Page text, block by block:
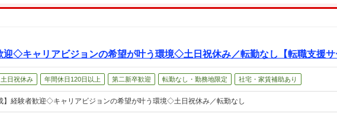
迎◇キャリアビジョンの希望が叶う環境◇土日祝休み／転勤なし【転職支援サ
土日祝休み 年間休日120日以上 第二新卒歓迎 転勤なし・勤務地限定 社宅・家賃補助あり
】経験者歓迎◇キャリアビジョンの希望が叶う環境◇土日祝休み／転勤なし